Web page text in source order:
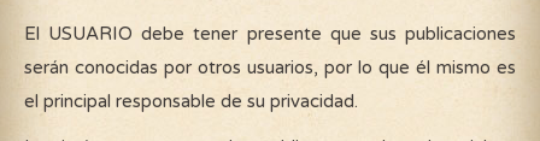
El USUARIO debe tener presente que sus publicaciones
serán conocidas por otros usuarios, por lo que él mismo es
el principal responsable de su privacidad.